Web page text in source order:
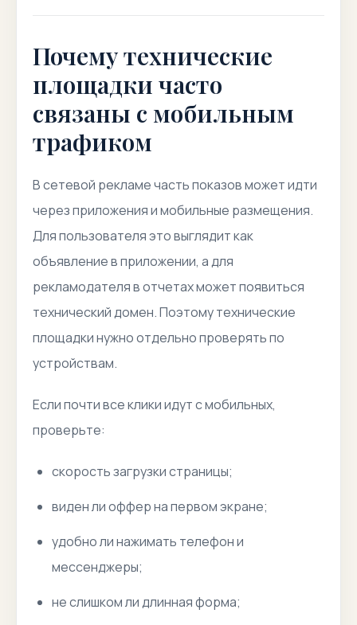
Почему технические
площадки часто
связаны с мобильным
трафиком
В сетевой рекламе часть показов может идти
через приложения и мобильные размещения.
Для пользователя это выглядит как
объявление в приложении, а для
рекламодателя в отчетах может появиться
технический домен. Поэтому технические
площадки нужно отдельно проверять по
устройствам.
Если почти все клики идут с мобильных,
проверьте:
скорость загрузки страницы;
виден ли оффер на первом экране;
удобно ли нажимать телефон и
мессенджеры;
не слишком ли длинная форма;